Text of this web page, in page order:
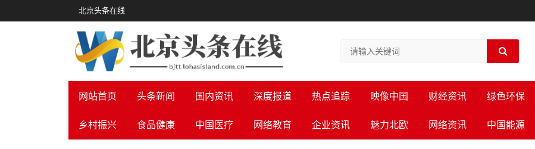
北京头条在线
网站首页 头条新闻 国内资讯 深度报道 热点追踪 映像中国 财经资讯 绿色环保
乡村振兴 食品健康 中国医疗 网络教育 企业资讯 魅力北欧 网络资讯 中国能源